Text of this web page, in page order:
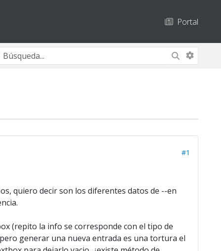
Portal
#1
quiero decir son los diferentes datos de --en
(repito la info se corresponde con el tipo de
generar una nueva entrada es una tortura el